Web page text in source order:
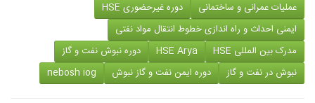
عملیات عمرانی و ساختمانی
دوره غیرحضوری HSE
ایمنی احداث و راه اندازی خطوط انتقال مواد نفتی
مدرک بین المللی HSE
HSE Arya
دوره نبوش نفت و گاز
نبوش در نفت و گاز
دوره ایمن نفت و گاز نبوش nebosh iog